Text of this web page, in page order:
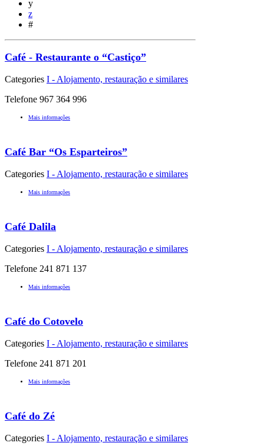
y
z
#
Café - Restaurante o “Castiço”
Categories I - Alojamento, restauração e similares
Telefone 967 364 996
Mais informações
Café Bar “Os Esparteiros”
Categories I - Alojamento, restauração e similares
Mais informações
Café Dalila
Categories I - Alojamento, restauração e similares
Telefone 241 871 137
Mais informações
Café do Cotovelo
Categories I - Alojamento, restauração e similares
Telefone 241 871 201
Mais informações
Café do Zé
Categories I - Alojamento, restauração e similares